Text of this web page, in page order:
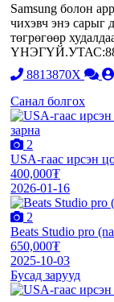
Samsung болон
чихэвч энэ сарыг
төгрөгөөр
8813870X
Санал болгох
2
USA-гаас ирсэн
400,000₮
2026-01-16
2
Beats Studio pro
650,000₮
2025-10-03
Бусад зарууд